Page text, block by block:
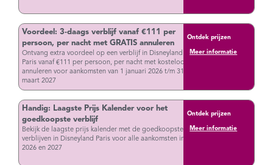
Voordeel: 3-daags verblijf vanaf €111 per
persoon, per nacht met GRATIS annuleren
Ontvang extra voordeel op een verblijf in Disneyland
Paris vanaf €111 per persoon, per nacht met kosteloos
annuleren voor aankomsten van 1 januari 2026 t/m 31
maart 2027
Ontdek prijzen
Meer informatie
Handig: Laagste Prijs Kalender voor het
goedkoopste verblijf
Bekijk de laagste prijs kalender met de goedkoopste
verblijven in Disneyland Paris voor alle aankomsten in
2026 en 2027
Ontdek prijzen
Meer informatie